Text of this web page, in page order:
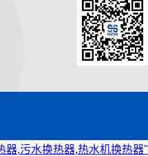
器,污水换热器,热水机换热器"